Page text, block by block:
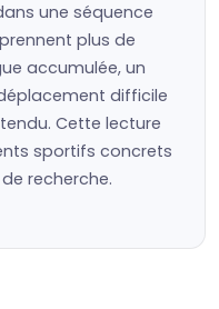
une séquence
plus de
accumulée, un
difficile
Cette lecture
sportifs concrets
recherche.